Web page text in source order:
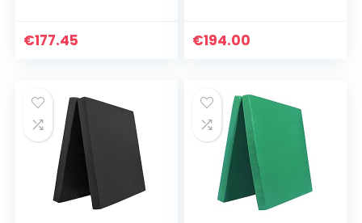
€177.45 €194.00